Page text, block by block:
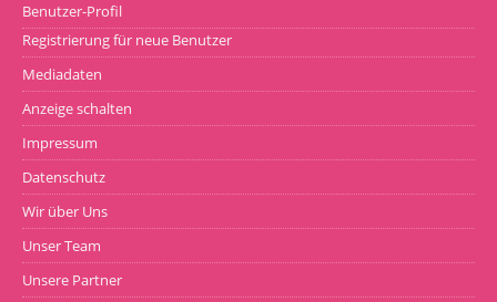
Benutzer-Profil
Registrierung für neue Benutzer
Mediadaten
Anzeige schalten
Impressum
Datenschutz
Wir über Uns
Unser Team
Unsere Partner